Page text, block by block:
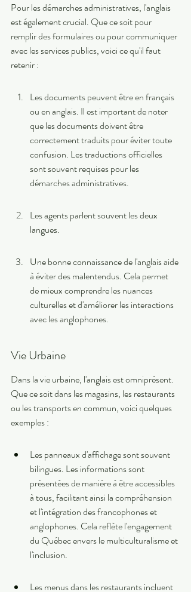
Pour les démarches administratives, l'anglais
est également crucial. Que ce soit pour
remplir des formulaires ou pour communiquer
avec les services publics, voici ce qu'il faut
retenir :
Les documents peuvent être en français
ou en anglais. Il est important de noter
que les documents doivent être
correctement traduits pour éviter toute
confusion. Les traductions officielles
sont souvent requises pour les
démarches administratives.
Les agents parlent souvent les deux
langues.
Une bonne connaissance de l'anglais aide
à éviter des malentendus. Cela permet
de mieux comprendre les nuances
culturelles et d'améliorer les interactions
avec les anglophones.
Vie Urbaine
Dans la vie urbaine, l'anglais est omniprésent.
Que ce soit dans les magasins, les restaurants
ou les transports en commun, voici quelques
exemples :
Les panneaux d'affichage sont souvent
bilingues. Les informations sont
présentées de manière à être accessibles
à tous, facilitant ainsi la compréhension
et l'intégration des francophones et
anglophones. Cela reflète l'engagement
du Québec envers le multiculturalisme et
l'inclusion.
Les menus dans les restaurants incluent